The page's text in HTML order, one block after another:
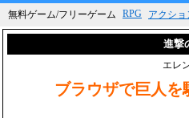
無料ゲーム/フリーゲーム RPG アクショ
進撃
エレ
ブラウザで巨人を